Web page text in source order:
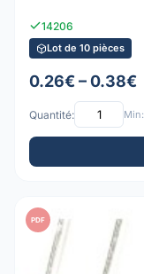
14206
Lot de 10 pièces
0.26€ – 0.38€
Quantité:
PDF